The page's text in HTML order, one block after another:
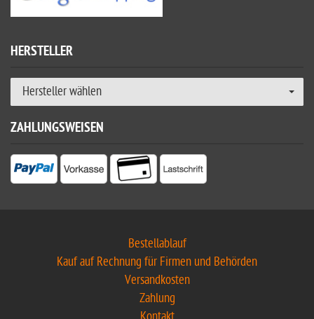
HERSTELLER
Hersteller wählen
ZAHLUNGSWEISEN
Bestellablauf
Kauf auf Rechnung für Firmen und Behörden
Versandkosten
Zahlung